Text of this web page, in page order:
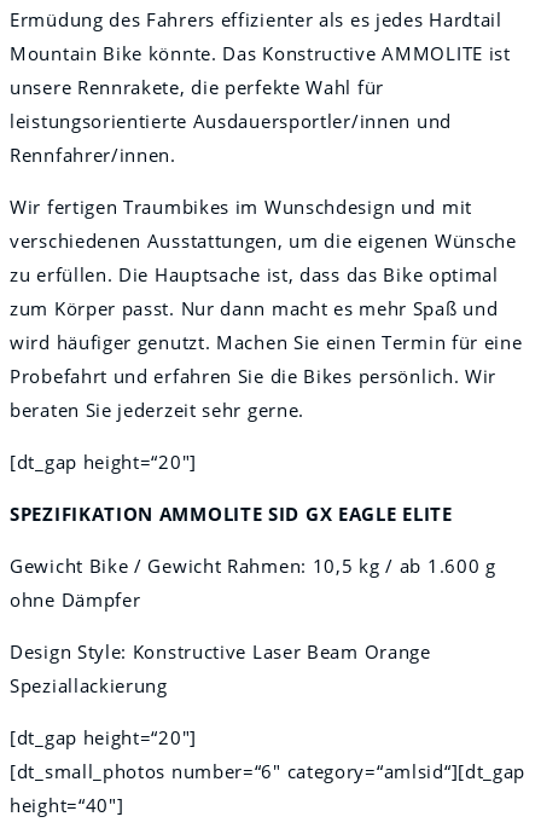
Ermüdung des Fahrers effizienter als es jedes Hardtail
Mountain Bike könnte. Das Konstructive AMMOLITE ist
unsere Rennrakete, die perfekte Wahl für
leistungsorientierte Ausdauersportler/innen und
Rennfahrer/innen.
Wir fertigen Traumbikes im Wunschdesign und mit
verschiedenen Ausstattungen, um die eigenen Wünsche
zu erfüllen. Die Hauptsache ist, dass das Bike optimal
zum Körper passt. Nur dann macht es mehr Spaß und
wird häufiger genutzt. Machen Sie einen Termin für eine
Probefahrt und erfahren Sie die Bikes persönlich. Wir
beraten Sie jederzeit sehr gerne.
[dt_gap height=“20″]
SPEZIFIKATION AMMOLITE SID GX EAGLE ELITE
Gewicht Bike / Gewicht Rahmen: 10,5 kg / ab 1.600 g
ohne Dämpfer
Design Style: Konstructive Laser Beam Orange
Speziallackierung
[dt_gap height=“20″]
[dt_small_photos number=“6″ category=“amlsid“][dt_gap
height=“40″]